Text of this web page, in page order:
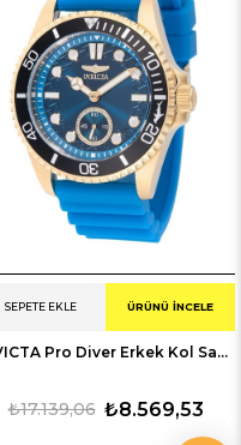
INVICTA Pro Diver Erkek Kol Saati 249353
₺8.569,53
₺17.139,06
SEPETE EKLE ÜRÜNÜ İNCELE